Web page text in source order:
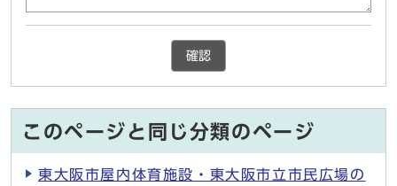
確認
このページと同じ分類のページ
東大阪市屋内体育施設・東大阪市立市民広場の